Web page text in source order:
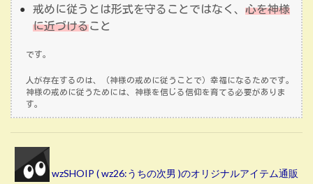
戒めに従うとは形式を守ることではなく、 心を神様
に近づけること
です。
人が存在するのは、（神様の戒めに従うことで）幸福になるためです。
神様の戒めに従うためには、神様を信じる信仰を育てる必要がありま
す。
wzSHOIP ( wz26:うちの次男 )のオリジナルアイテム通販